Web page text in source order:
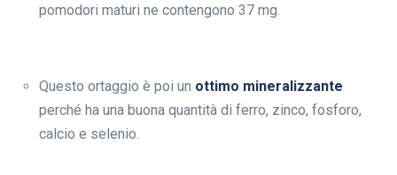
pomodori maturi ne contengono 37 mg.
Questo ortaggio è poi un ottimo mineralizzante
perché ha una buona quantità di ferro, zinco, fosforo,
calcio e selenio.